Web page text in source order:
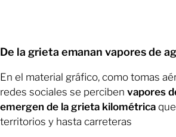
De la grieta emanan vapores de
En el material gráfico, como tomas
redes sociales se perciben vapores
emergen de la grieta kilométrica
territorios y hasta carreteras